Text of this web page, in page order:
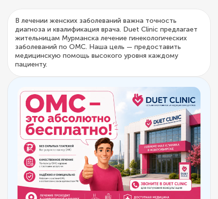
В лечении женских заболеваний важна точность
диагноза и квалификация врача. Duet Clinic предлагает
жительницам Мурманска лечение гинекологических
заболеваний по ОМС. Наша цель — предоставить
медицинскую помощь высокого уровня каждому
пациенту.